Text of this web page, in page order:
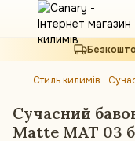
Стиль килимів
Сучасний
Matte MAT 03